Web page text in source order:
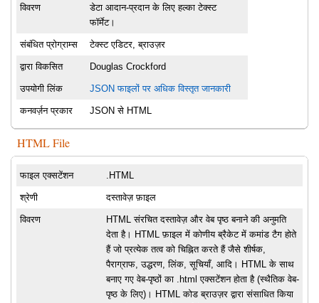
विवरण
डेटा आदान-प्रदान के लिए हल्का टेक्स्ट
फॉर्मेट।
संबंधित प्रोग्राम्स टेक्स्ट एडिटर, ब्राउज़र
द्वारा विकसित Douglas Crockford
उपयोगी लिंक JSON फाइलों पर अधिक विस्तृत जानकारी
कनवर्ज़न प्रकार JSON से HTML
HTML File
फाइल एक्सटेंशन .HTML
श्रेणी दस्तावेज़ फ़ाइल
विवरण
HTML संरचित दस्तावेज़ और वेब पृष्ठ बनाने की अनुमति
देता है। HTML फ़ाइल में कोणीय ब्रैकेट में कमांड टैग होते
हैं जो प्रत्येक तत्व को चिह्नित करते हैं जैसे शीर्षक,
पैराग्राफ, उद्धरण, लिंक, सूचियाँ, आदि। HTML के साथ
बनाए गए वेब-पृष्ठों का .html एक्सटेंशन होता है (स्थैतिक वेब-
पृष्ठ के लिए)। HTML कोड ब्राउज़र द्वारा संसाधित किया